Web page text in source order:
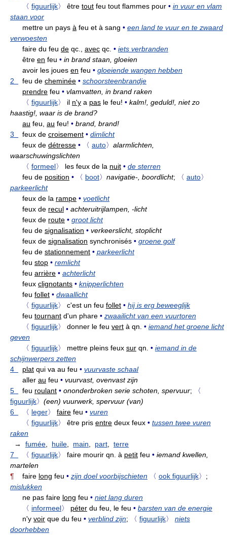
〈 figuurlijk〉 être tout feu tout flammes pour • in vuur en vlam
staan voor
mettre un pays à feu et à sang • een land te vuur en te zwaard
verwoesten
faire du feu de qc., avec qc. • iets verbranden
être en feu • in brand staan, gloeien
avoir les joues en feu • gloeiende wangen hebben
2
feu de cheminée • schoorsteenbrandje
prendre feu • vlamvatten, in brand raken
〈 figuurlijk〉 il n'y a pas le feu! • kalm!, geduld!, niet zo
haastig!, waar is de brand?
au feu, au feu! • brand, brand!
3
feux de croisement • dimlicht
feux de détresse • 〈 auto〉 alarmlichten,
waarschuwingslichten
〈 formeel〉 les feux de la nuit • de sterren
feu de position • 〈 boot〉 navigatie-, boordlicht; 〈 auto〉
parkeerlicht
feux de la rampe • voetlicht
feux de recul • achteruitrijlampen, -licht
feux de route • groot licht
feu de signalisation • verkeerslicht, stoplicht
feux de signalisation synchronisés • groene golf
feu de stationnement • parkeerlicht
feu stop • remlicht
feu arrière • achterlicht
feux clignotants • knipperlichten
feu follet • dwaallicht
〈 figuurlijk〉 c'est un feu follet • hij is erg beweeglijk
feu tournant d'un phare • zwaailicht van een vuurtoren
〈 figuurlijk〉 donner le feu vert à qn. • iemand het groene licht
geven
〈 figuurlijk〉 mettre pleins feux sur qn. • iemand in de
schijnwerpers zetten
4
plat qui va au feu • vuurvaste schaal
aller au feu • vuurvast, ovenvast zijn
5
feu roulant • ononderbroken serie schoten, spervuur;
〈
figuurlijk〉 (een) vuurwerk, spervuur (van)
6
〈 leger〉 faire feu • vuren
〈 figuurlijk〉 être pris entre deux feux • tussen twee vuren
raken
→ fumée huile main part
terre
7
〈 figuurlijk〉 faire mourir qn. à petit feu • iemand kwellen,
martelen
¶
faire long feu • zijn doel voorbijschieten 〈 ook figuurlijk〉 ;
mislukken
ne pas faire long feu • niet lang duren
〈 informeel〉 péter du feu, le feu • barsten van de energie
n'y voir que du feu • verblind zijn; 〈 figuurlijk〉
niets
doorhebben